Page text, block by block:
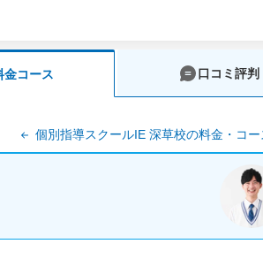
金コース 口コミ評判
個別指導スクールIE 深草校の料金・コ